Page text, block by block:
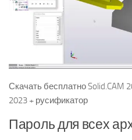
Скачать бесплатно Solid.CAM
2023 + русификатор
Пароль для всех